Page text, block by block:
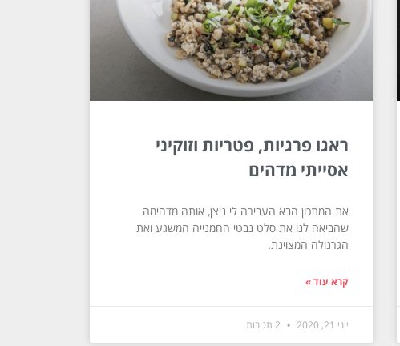
ראגו פרגיות, פטריות וזוקיני
אסייתי מדהים
את המתכון הבא העבירה לי ניצן, אותה מדהימה
שהביאה לנו את סלט נבטי החמנייה המשגע ואת
הגרנולה המצוינת.
קרא עוד »
יוני 21, 2020